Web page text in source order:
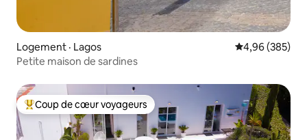
Logement · Lagos Note
4,96 (385)
Petite maison de sardines
Coup de cœur voyageurs parmi les plus aimés
Coup de cœur voyageurs